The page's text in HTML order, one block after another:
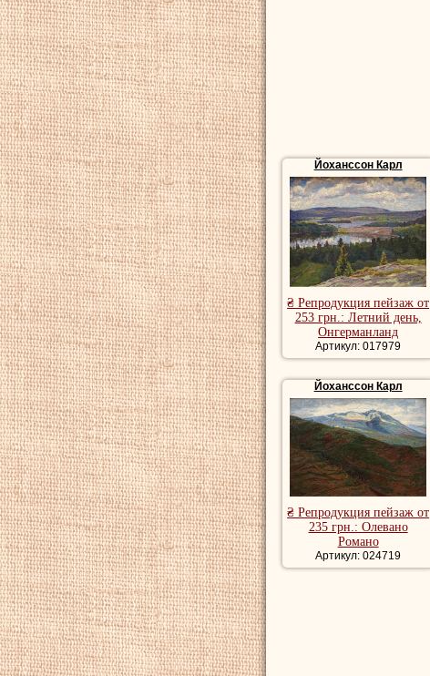
Йоханссон Карл
₴ Репродукция пейзаж от
253 грн.: Летний день,
Онгерманланд
Артикул: 017979
Йоханссон Карл
₴ Репродукция пейзаж от
235 грн.: Олевано
Романо
Артикул: 024719